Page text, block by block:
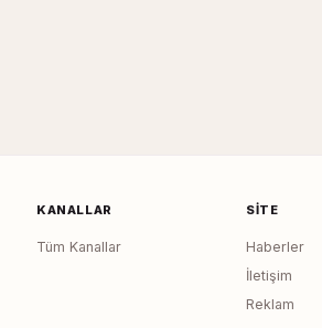
KANALLAR
Tüm Kanallar
SITE
Haberler
İletişim
Reklam